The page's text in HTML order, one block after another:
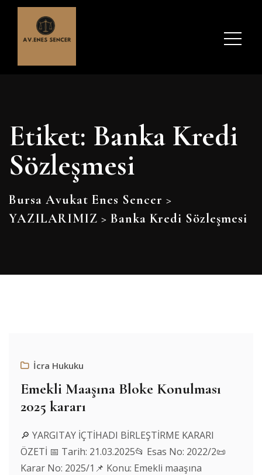
Etiket: Banka Kredi
Sözleşmesi
Bursa Avukat Enes Sencer >
YAZILARIMIZ > Banka Kredi Sözleşmesi
İcra Hukuku
Emekli Maaşına Bloke Konulması
2025 kararı
🔎 YARGITAY İÇTİHADI BİRLEŞTİRME KARARI
ÖZETİ 📅 Tarih: 21.03.2025📂 Esas No: 2022/2📜
Karar No: 2025/1📌 Konu: Emekli maaşına